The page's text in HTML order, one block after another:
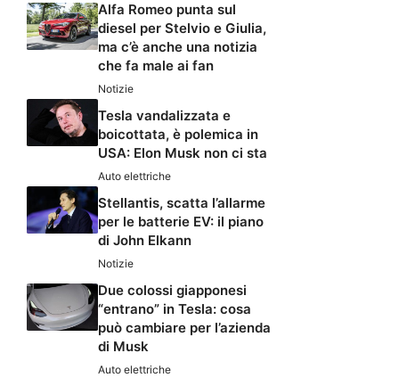
Alfa Romeo punta sul
diesel per Stelvio e Giulia,
ma c’è anche una notizia
che fa male ai fan
Notizie
Tesla vandalizzata e
boicottata, è polemica in
USA: Elon Musk non ci sta
Auto elettriche
Stellantis, scatta l’allarme
per le batterie EV: il piano
di John Elkann
Notizie
Due colossi giapponesi
“entrano” in Tesla: cosa
può cambiare per l’azienda
di Musk
Auto elettriche